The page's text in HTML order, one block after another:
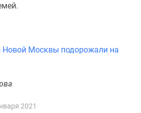
Новой Москвы подорожали на
2021